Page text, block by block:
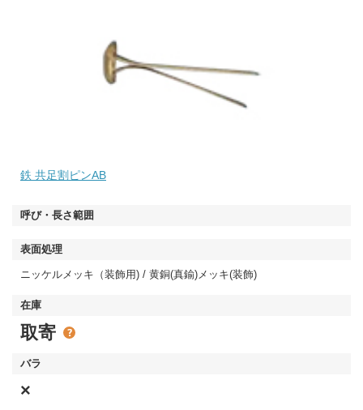
鉄 共足割ピンAB
ニッケルメッキ（装飾用) / 黄銅(真鍮)メッキ(装飾)
取寄
×